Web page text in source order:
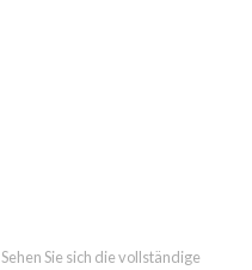
Sehen Sie sich die vollständige